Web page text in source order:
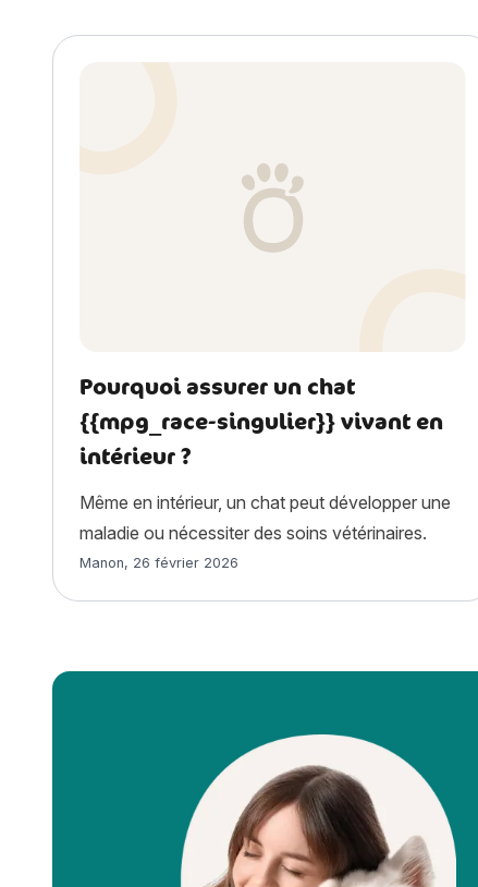
Pourquoi assurer un chat
{{mpg_race-singulier}} vivant en
intérieur ?
Même en intérieur, un chat peut développer une
maladie ou nécessiter des soins vétérinaires.
Article rédigé par
Manon, 26 février 2026